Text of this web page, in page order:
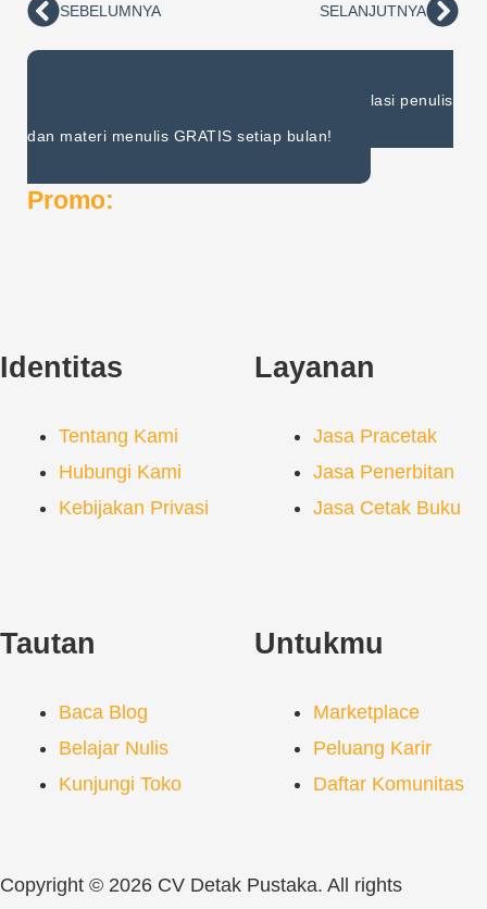
PrevSEBELUMNYA SELANJUTNYA
Dapatkan relasi penulis
dan materi menulis GRATIS setiap bulan!
Promo:
Identitas
Tentang Kami
Hubungi Kami
Kebijakan Privasi
Layanan
Jasa Pracetak
Jasa Penerbitan
Jasa Cetak Buku
Tautan
Baca Blog
Belajar Nulis
Kunjungi Toko
Untukmu
Marketplace
Peluang Karir
Daftar Komunitas
Copyright © 2026 CV Detak Pustaka. All rights